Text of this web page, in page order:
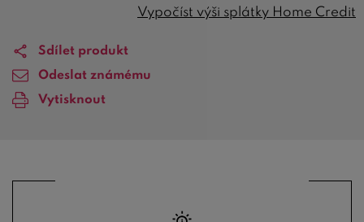
Vypočíst výši splátky Home Credit
Sdílet produkt
Odeslat známému
Vytisknout